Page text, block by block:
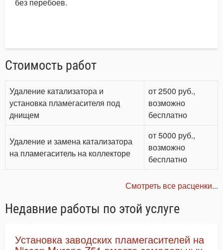
Стоимость работ
Удаление катализатора и
установка пламегасителя под
днищем
от 2500 руб.,
возможно
бесплатно
Удаление и замена катализатора
на пламегаситель на коллекторе
от 5000 руб.,
возможно
бесплатно
Смотреть все расценки...
Недавние работы по этой услуге
Установка заводских пламегасителей на